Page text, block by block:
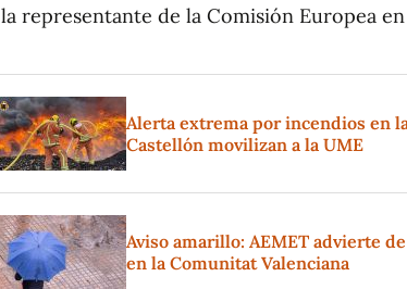
la representante de la Comisión Europea
Alerta extrema por incendios en
Castellón movilizan a la UME
Aviso amarillo: AEMET advierte
en la Comunitat Valenciana